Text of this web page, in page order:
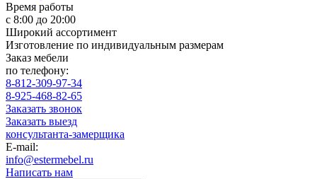
Время работы
с 8:00 до 20:00
Широкий ассортимент
Изготовление по индивидуальным размерам
Заказ мебели
по телефону:
8-812-309-97-34
8-925-468-82-65
Заказать звонок
Заказать выезд
консультанта-замерщика
E-mail:
info@estermebel.ru
Написать нам